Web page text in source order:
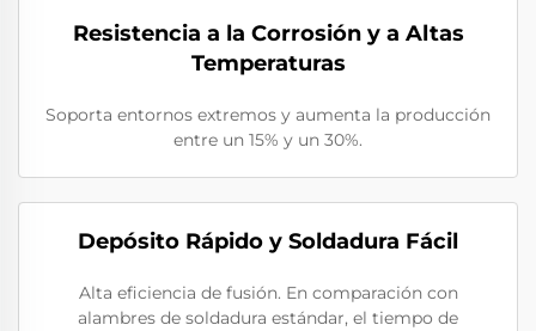
Resistencia a la Corrosión y a Altas
Temperaturas
Soporta entornos extremos y aumenta la producción
entre un 15% y un 30%.
Depósito Rápido y Soldadura Fácil
Alta eficiencia de fusión. En comparación con
alambres de soldadura estándar, el tiempo de